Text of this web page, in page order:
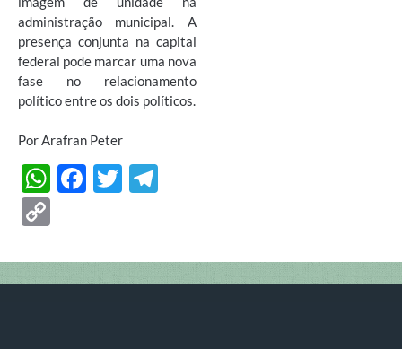
administração municipal. A
presença conjunta na capital
federal pode marcar uma nova
fase no relacionamento
político entre os dois políticos.
Por Arafran Peter
W
s
A
F
b
o
T
er gr
a
p